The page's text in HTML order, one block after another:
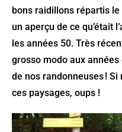
bons raidillons répartis
un aperçu de ce qu’était
les années 50. Très
grosso modo aux
de nos randonneuses !
ces paysages, oups !